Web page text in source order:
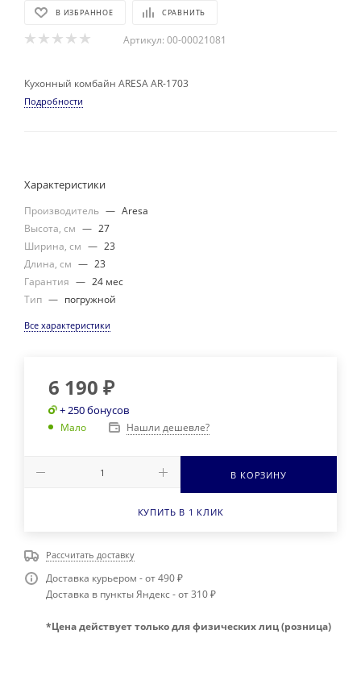
В ИЗБРАННОЕ СРАВНИТЬ
Артикул: 00-00021081
Кухонный комбайн ARESA AR-1703
Подробности
Характеристики
Производитель — Aresa
Высота, см — 27
Ширина, см — 23
Длина, см — 23
Гарантия — 24 мес
Тип — погружной
Все характеристики
6 190 ₽
+ 250 бонусов
Мало Нашли дешевле?
В КОРЗИНУ
КУПИТЬ В 1 КЛИК
Рассчитать доставку
Доставка курьером - от 490 ₽
Доставка в пункты Яндекс - от 310 ₽
*Цена действует только для физических лиц (розница)